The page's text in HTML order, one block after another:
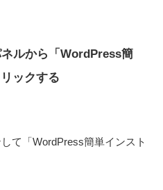
ネルから「WordPress簡
ックする
て「WordPress簡単インスト